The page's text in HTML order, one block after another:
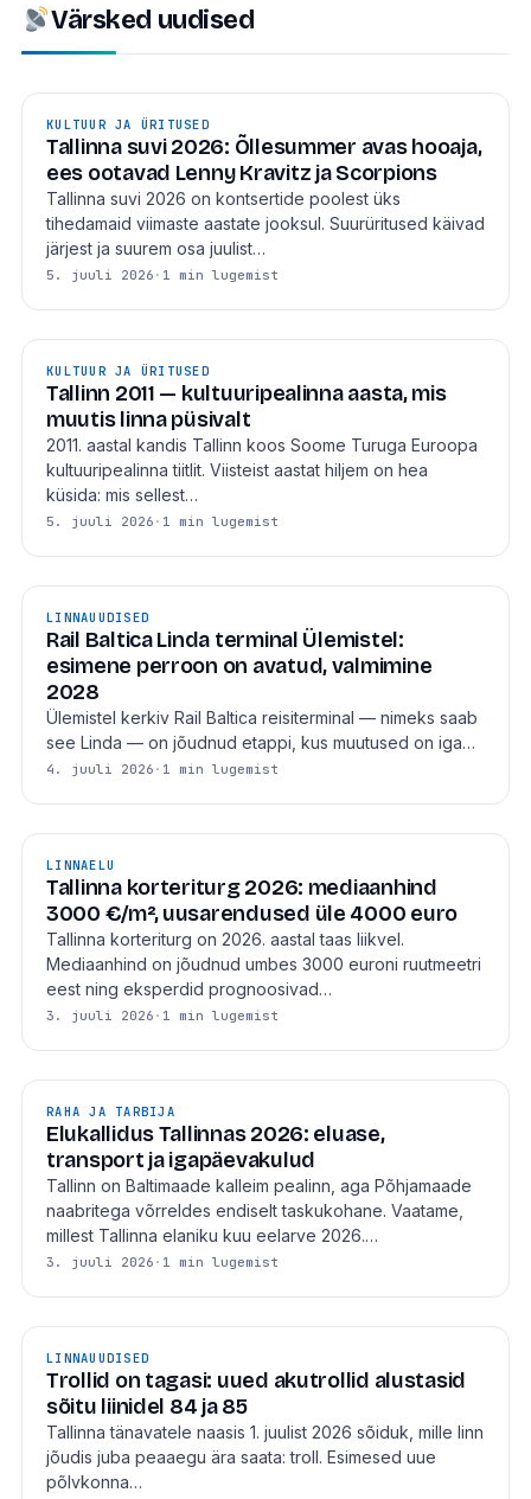
Värsked uudised
KULTUUR JA ÜRITUSED
Tallinna suvi 2026: Õllesummer avas hooaja,
ees ootavad Lenny Kravitz ja Scorpions
Tallinna suvi 2026 on kontsertide poolest üks
tihedamaid viimaste aastate jooksul. Suurüritused käivad
järjest ja suurem osa juulist…
5. juuli 2026 · 1 min lugemist
KULTUUR JA ÜRITUSED
Tallinn 2011 — kultuuripealinna aasta, mis
muutis linna püsivalt
2011. aastal kandis Tallinn koos Soome Turuga Euroopa
kultuuripealinna tiitlit. Viisteist aastat hiljem on hea
küsida: mis sellest…
5. juuli 2026 · 1 min lugemist
LINNAUUDISED
Rail Baltica Linda terminal Ülemistel:
esimene perroon on avatud, valmimine
2028
Ülemistel kerkiv Rail Baltica reisiterminal — nimeks saab
see Linda — on jõudnud etappi, kus muutused on iga…
4. juuli 2026 · 1 min lugemist
LINNAELU
Tallinna korteriturg 2026: mediaanhind
3000 €/m², uusarendused üle 4000 euro
Tallinna korteriturg on 2026. aastal taas liikvel.
Mediaanhind on jõudnud umbes 3000 euroni ruutmeetri
eest ning eksperdid prognoosivad…
3. juuli 2026 · 1 min lugemist
RAHA JA TARBIJA
Elukallidus Tallinnas 2026: eluase,
transport ja igapäevakulud
Tallinn on Baltimaade kalleim pealinn, aga Põhjamaade
naabritega võrreldes endiselt taskukohane. Vaatame,
millest Tallinna elaniku kuu eelarve 2026.…
3. juuli 2026 · 1 min lugemist
LINNAUUDISED
Trollid on tagasi: uued akutrollid alustasid
sõitu liinidel 84 ja 85
Tallinna tänavatele naasis 1. juulist 2026 sõiduk, mille linn
jõudis juba peaaegu ära saata: troll. Esimesed uue
põlvkonna…